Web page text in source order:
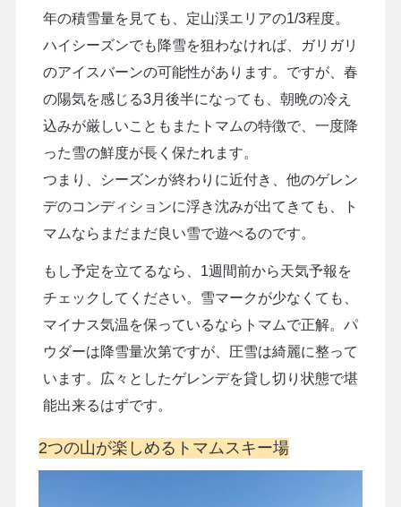
年の積雪量を見ても、定山渓エリアの1/3程度。
ハイシーズンでも降雪を狙わなければ、ガリガリ
のアイスバーンの可能性があります。ですが、春
の陽気を感じる3月後半になっても、朝晩の冷え
込みが厳しいこともまたトマムの特徴で、一度降
った雪の鮮度が長く保たれます。
つまり、シーズンが終わりに近付き、他のゲレン
デのコンディションに浮き沈みが出てきても、ト
マムならまだまだ良い雪で遊べるのです。
もし予定を立てるなら、1週間前から天気予報を
チェックしてください。雪マークが少なくても、
マイナス気温を保っているならトマムで正解。パ
ウダーは降雪量次第ですが、圧雪は綺麗に整って
います。広々としたゲレンデを貸し切り状態で堪
能出来るはずです。
2つの山が楽しめるトマムスキー場